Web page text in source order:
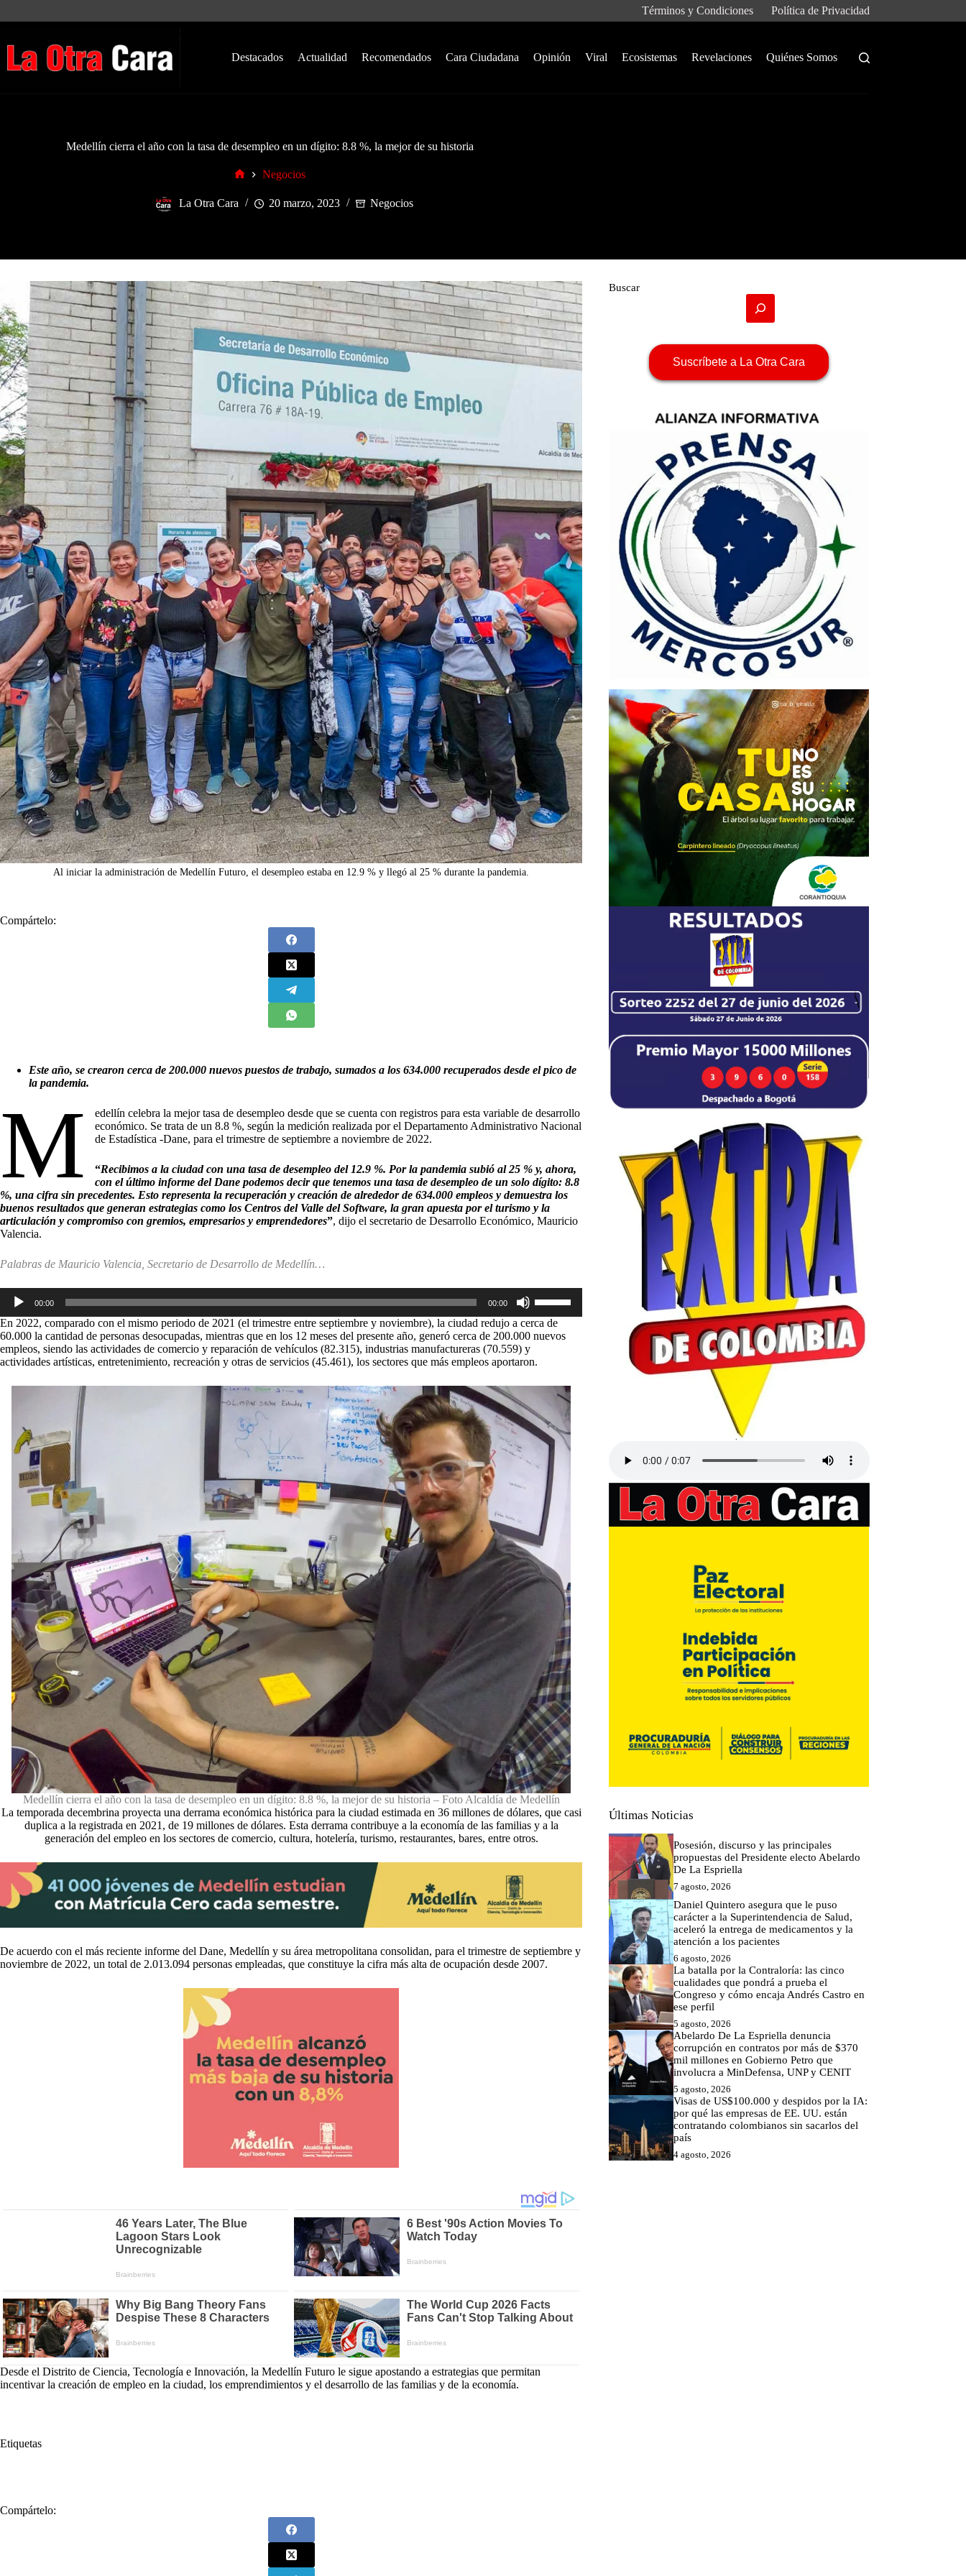
Términos y Condiciones Política de Privacidad
Destacados Actualidad Recomendados Cara Ciudadana Opinión Viral Ecosistemas Revelaciones Quiénes Somos
Medellín cierra el año con la tasa de desempleo en un dígito: 8.8 %, la mejor de su historia
Negocios
La Otra Cara 20 marzo, 2023 Negocios
Al iniciar la administración de Medellín Futuro, el desempleo estaba en 12.9 % y llegó al 25 % durante la pandemia.
Compártelo:
Este año, se crearon cerca de 200.000 nuevos puestos de trabajo, sumados a los 634.000 recuperados desde el pico de
la pandemia.
M
edellín celebra la mejor tasa de desempleo desde que se cuenta con registros para esta variable de desarrollo
económico. Se trata de un 8.8 %, según la medición realizada por el Departamento Administrativo Nacional
de Estadística -Dane, para el trimestre de septiembre a noviembre de 2022.
“Recibimos a la ciudad con una tasa de desempleo del 12.9 %. Por la pandemia subió al 25 % y, ahora,
con el último informe del Dane podemos decir que tenemos una tasa de desempleo de un solo dígito: 8.8
%, una cifra sin precedentes. Esto representa la recuperación y creación de alrededor de 634.000 empleos y demuestra los
buenos resultados que generan estrategias como los Centros del Valle del Software, la gran apuesta por el turismo y la
articulación y compromiso con gremios, empresarios y emprendedores”, dijo el secretario de Desarrollo Económico, Mauricio
Valencia.
Palabras de Mauricio Valencia, Secretario de Desarrollo de Medellín…
Reproductor
audio
00:00 00:00
las
teclas
de
aumentar
disminuir
el
volumen.
En 2022, comparado con el mismo periodo de 2021 (el trimestre entre septiembre y noviembre), la ciudad redujo a cerca de
60.000 la cantidad de personas desocupadas, mientras que en los 12 meses del presente año, generó cerca de 200.000 nuevos
empleos, siendo las actividades de comercio y reparación de vehículos (82.315), industrias manufactureras (70.559) y
actividades artísticas, entretenimiento, recreación y otras de servicios (45.461), los sectores que más empleos aportaron.
Medellín cierra el año con la tasa de desempleo en un dígito: 8.8 %, la mejor de su historia – Foto Alcaldía de Medellín
La temporada decembrina proyecta una derrama económica histórica para la ciudad estimada en 36 millones de dólares, que casi
duplica a la registrada en 2021, de 19 millones de dólares. Esta derrama contribuye a la economía de las familias y a la
generación del empleo en los sectores de comercio, cultura, hotelería, turismo, restaurantes, bares, entre otros.
De acuerdo con el más reciente informe del Dane, Medellín y su área metropolitana consolidan, para el trimestre de septiembre y
noviembre de 2022, un total de 2.013.094 personas empleadas, que constituye la cifra más alta de ocupación desde 2007.
Desde el Distrito de Ciencia, Tecnología e Innovación, la Medellín Futuro le sigue apostando a estrategias que permitan
incentivar la creación de empleo en la ciudad, los emprendimientos y el desarrollo de las familias y de la economía.
Etiquetas
Compártelo:
Buscar
Suscríbete a La Otra Cara
Últimas Noticias
Posesión, discurso y las principales
propuestas del Presidente electo Abelardo
De La Espriella
7 agosto, 2026
Daniel Quintero asegura que le puso
carácter a la Superintendencia de Salud,
aceleró la entrega de medicamentos y la
atención a los pacientes
6 agosto, 2026
La batalla por la Contraloría: las cinco
cualidades que pondrá a prueba el
Congreso y cómo encaja Andrés Castro en
ese perfil
5 agosto, 2026
Abelardo De La Espriella denuncia
corrupción en contratos por más de $370
mil millones en Gobierno Petro que
involucra a MinDefensa, UNP y CENIT
5 agosto, 2026
Visas de US$100.000 y despidos por la IA:
por qué las empresas de EE. UU. están
contratando colombianos sin sacarlos del
país
4 agosto, 2026